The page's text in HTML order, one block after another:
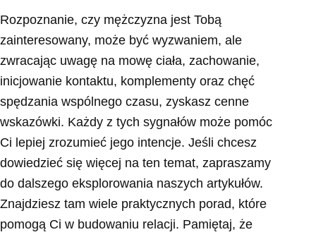
Rozpoznanie, czy mężczyzna jest Tobą
zainteresowany, może być wyzwaniem, ale
zwracając uwagę na mowę ciała, zachowanie,
inicjowanie kontaktu, komplementy oraz chęć
spędzania wspólnego czasu, zyskasz cenne
wskazówki. Każdy z tych sygnałów może pomóc
Ci lepiej zrozumieć jego intencje. Jeśli chcesz
dowiedzieć się więcej na ten temat, zapraszamy
do dalszego eksplorowania naszych artykułów.
Znajdziesz tam wiele praktycznych porad, które
pomogą Ci w budowaniu relacji. Pamiętaj, że